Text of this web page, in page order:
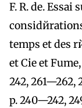
F. R. de.
temps et des
et Cie et
242, 261—262,
p. 240—242,